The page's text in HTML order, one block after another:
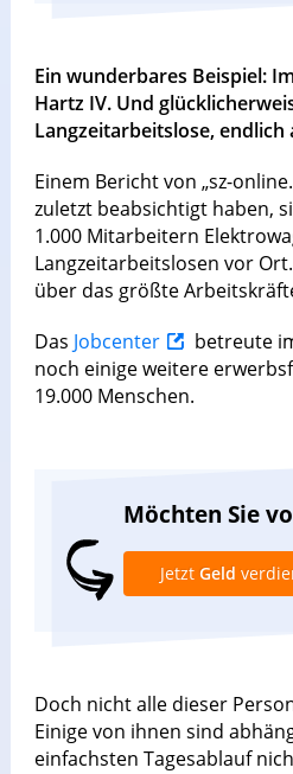
Ein wunderbares Beispiel:
Hartz IV. Und
Langzeitarbeitslose, endlich
Einem Bericht von „sz-
zuletzt beabsichtigt haben,
1.000 Mitarbeitern
Langzeitarbeitslosen vor
über das größte
Das Jobcenter
betreute
noch einige weitere
19.000 Menschen.
Möchten Sie
Jetzt Geld
Doch nicht alle dieser
Einige von ihnen sind
einfachsten Tagesablauf